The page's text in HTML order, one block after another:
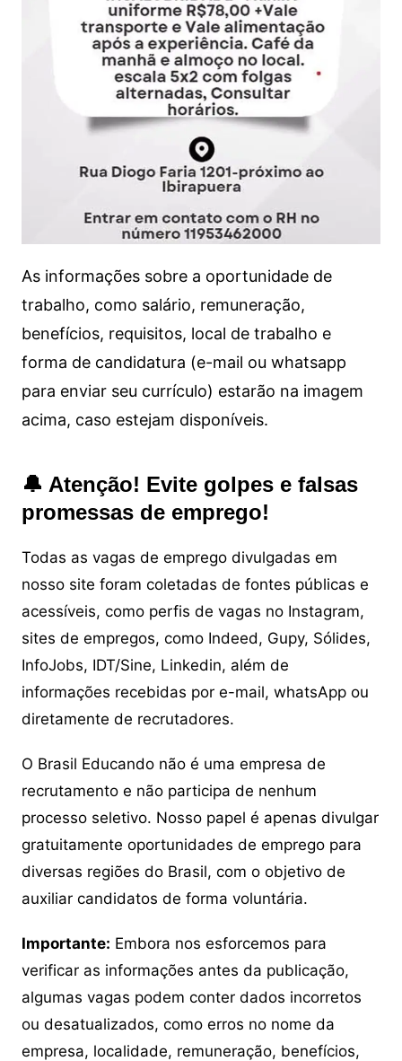
As informações sobre a oportunidade de
trabalho, como salário, remuneração,
benefícios, requisitos, local de trabalho e
forma de candidatura (e-mail ou whatsapp
para enviar seu currículo) estarão na imagem
acima, caso estejam disponíveis.
🔔 Atenção! Evite golpes e falsas
promessas de emprego!
Todas as vagas de emprego divulgadas em
nosso site foram coletadas de fontes públicas e
acessíveis, como perfis de vagas no Instagram,
sites de empregos, como Indeed, Gupy, Sólides,
InfoJobs, IDT/Sine, Linkedin, além de
informações recebidas por e-mail, whatsApp ou
diretamente de recrutadores.
O Brasil Educando não é uma empresa de
recrutamento e não participa de nenhum
processo seletivo. Nosso papel é apenas divulgar
gratuitamente oportunidades de emprego para
diversas regiões do Brasil, com o objetivo de
auxiliar candidatos de forma voluntária.
Importante: Embora nos esforcemos para
verificar as informações antes da publicação,
algumas vagas podem conter dados incorretos
ou desatualizados, como erros no nome da
empresa, localidade, remuneração, benefícios,